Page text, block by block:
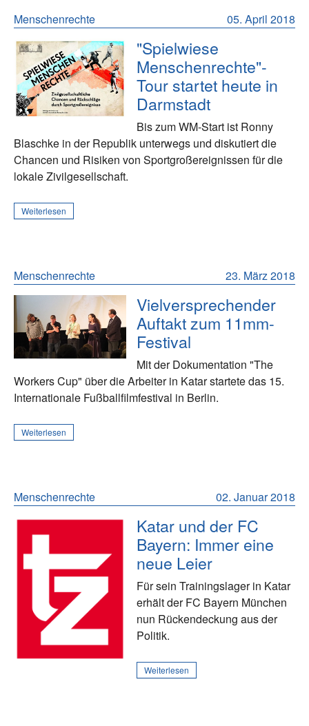
05. April 2018
Menschenrechte
"Spielwiese
Menschenrechte"-
Tour startet heute in
Darmstadt
Bis zum WM-Start ist Ronny
Blaschke in der Republik unterwegs und diskutiert die
Chancen und Risiken von Sportgroßereignissen für die
lokale Zivilgesellschaft.
Weiterlesen
23. März 2018
Menschenrechte
Vielversprechender
Auftakt zum 11mm-
Festival
Mit der Dokumentation "The
Workers Cup" über die Arbeiter in Katar startete das 15.
Internationale Fußballfilmfestival in Berlin.
Weiterlesen
02. Januar 2018
Menschenrechte
Katar und der FC
Bayern: Immer eine
neue Leier
Für sein Trainingslager in Katar
erhält der FC Bayern München
nun Rückendeckung aus der
Politik.
Weiterlesen